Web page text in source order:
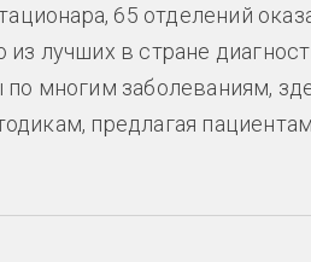
65 отделений
лучших в стране
многим заболеваниям,
предлагая